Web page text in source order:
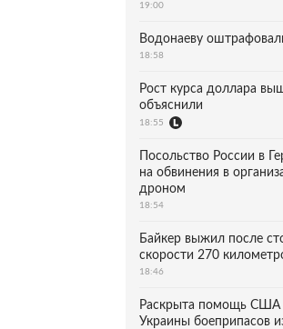
19:00
Водонаеву
18:58
Рост курса доллара
объяснили
18:55
Посольство России в
на обвинения в
дроном
18:54
Байкер выжил после
скорости 270
18:46
Раскрыта помощь США
Украины боеприпасов